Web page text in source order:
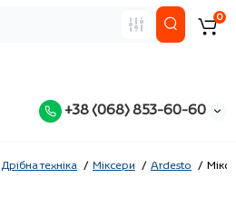
+38 (068) 853-60-60
0
Дрібна техніка Міксери Ardesto